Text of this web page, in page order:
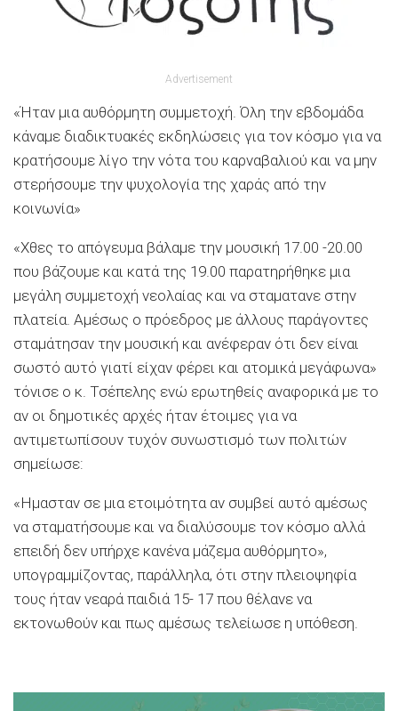
Advertisement
«Ήταν μια αυθόρμητη συμμετοχή. Όλη την εβδομάδα
κάναμε διαδικτυακές εκδηλώσεις για τον κόσμο για να
κρατήσουμε λίγο την νότα του καρναβαλιού και να μην
στερήσουμε την ψυχολογία της χαράς από την
κοινωνία»
«Χθες το απόγευμα βάλαμε την μουσική 17.00 -20.00
που βάζουμε και κατά της 19.00 παρατηρήθηκε μια
μεγάλη συμμετοχή νεολαίας και να σταματανε στην
πλατεία. Αμέσως ο πρόεδρος με άλλους παράγοντες
σταμάτησαν την μουσική και ανέφεραν ότι δεν είναι
σωστό αυτό γιατί είχαν φέρει και ατομικά μεγάφωνα»
τόνισε ο κ. Τσέπελης ενώ ερωτηθείς αναφορικά με το
αν οι δημοτικές αρχές ήταν έτοιμες για να
αντιμετωπίσουν τυχόν συνωστισμό των πολιτών
σημείωσε:
«Ημασταν σε μια ετοιμότητα αν συμβεί αυτό αμέσως
να σταματήσουμε και να διαλύσουμε τον κόσμο αλλά
επειδή δεν υπήρχε κανένα μάζεμα αυθόρμητο»,
υπογραμμίζοντας, παράλληλα, ότι στην πλειοψηφία
τους ήταν νεαρά παιδιά 15- 17 που θέλανε να
εκτονωθούν και πως αμέσως τελείωσε η υπόθεση.